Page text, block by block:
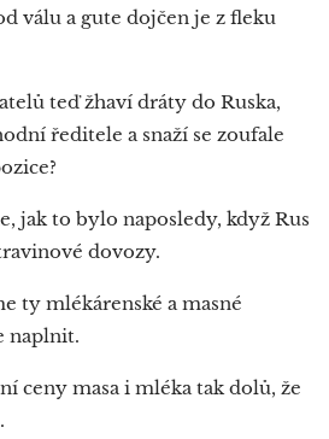
válu a gute dojčen je z fleku
teď žhaví dráty do Ruska,
ředitele a snaží se zoufale
jak to bylo naposledy, když Rus
dovozy.
ty mlékárenské a masné
naplnit.
ceny masa i mléka tak dolů, že